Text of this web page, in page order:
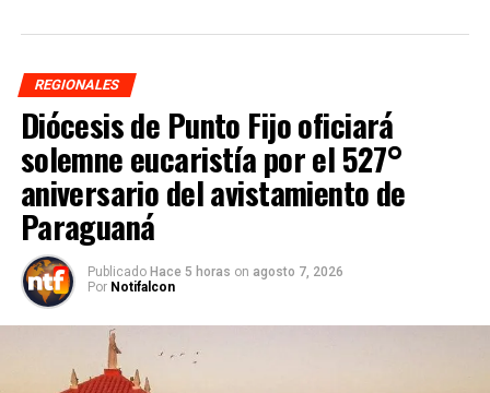
REGIONALES
Diócesis de Punto Fijo oficiará
solemne eucaristía por el 527°
aniversario del avistamiento de
Paraguaná
Publicado Hace 5 horas on agosto 7, 2026
Por Notifalcon